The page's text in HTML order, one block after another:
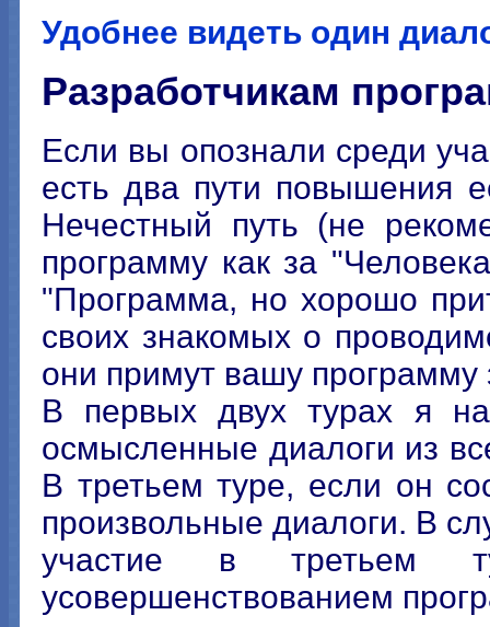
Удобнее видеть один
Разработчикам
Если вы опознали среди
есть два пути повышения
Нечестный путь (не
программу как за
"Программа, но хорошо
своих знакомых о
они примут вашу программу
В первых двух турах я
осмысленные диалоги из
В третьем туре, если он
произвольные диалоги. В
участие в третьем
усовершенствованием